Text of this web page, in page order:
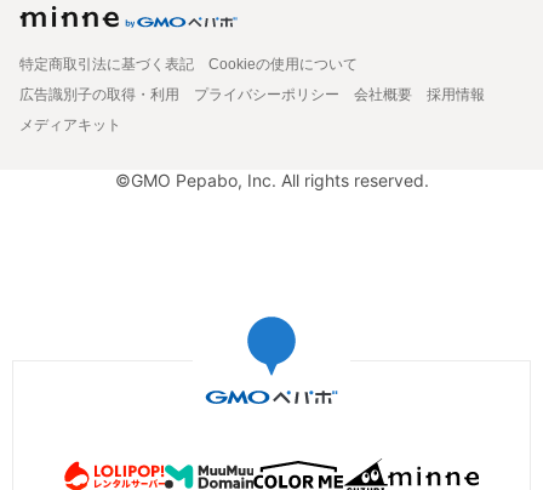
特定商取引法に基づく表記
Cookieの使用について
広告識別子の取得・利用
プライバシーポリシー 会社概要
採用情報
メディアキット
©GMO Pepabo, Inc. All rights reserved.